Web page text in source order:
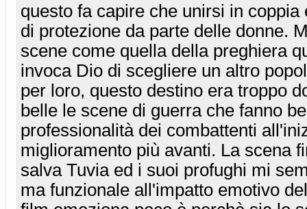
questo fa capire che unirsi in coppia
di protezione da parte delle donne.
scene come quella della preghiera
invoca Dio di scegliere un altro
per loro, questo destino era troppo
belle le scene di guerra che fanno
professionalità dei combattenti
miglioramento più avanti. La scena
salva Tuvia ed i suoi profughi mi
ma funzionale all'impatto emotivo